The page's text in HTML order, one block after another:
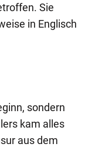
Sie
in Englisch
sondern
kam alles
aus dem